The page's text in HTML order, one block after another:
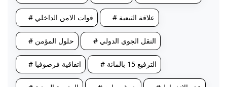
# قوات الامن الداخلي # علاقة التبعية
# حلول المؤمن # النقل الجوي الدولي
# اتفاقية فرصوفيا # الترفيع 15 بالمائة